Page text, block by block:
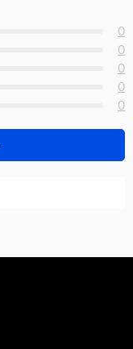
0
0
0
0
0